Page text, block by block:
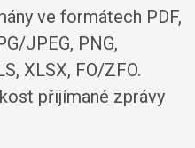
ve formátech PDF,
JPEG, PNG,
XLSX, FO/ZFO.
přijímané zprávy